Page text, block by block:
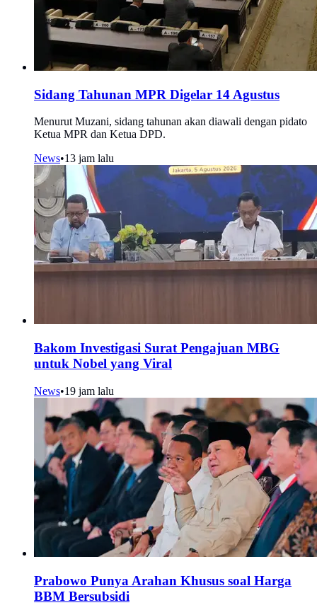
Sidang Tahunan MPR Digelar 14 Agustus
Menurut Muzani, sidang tahunan akan diawali dengan pidato
Ketua MPR dan Ketua DPD.
News•13 jam lalu
Bakom Investigasi Surat Pengajuan MBG
untuk Nobel yang Viral
News•19 jam lalu
Prabowo Punya Arahan Khusus soal Harga
BBM Bersubsidi